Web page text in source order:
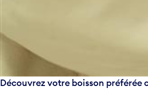
Découvrez votre boisson préférée